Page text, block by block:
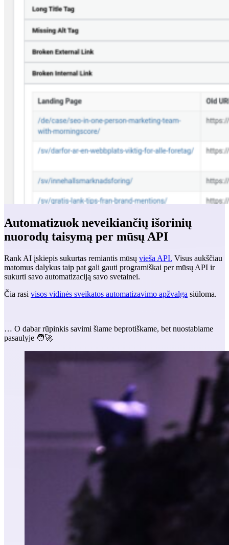
Automatizuok neveikiančių išorinių
nuorodų taisymą per mūsų API
Rank AI įskiepis sukurtas remiantis mūsų vieša API. Visus aukščiau
matomus dalykus taip pat gali gauti programiškai per mūsų API ir
sukurti savo automatizaciją savo svetainei.
Čia rasi visos vidinės sveikatos automatizavimo apžvalga siūloma.
… O dabar rūpinkis savimi šiame beprotiškame, bet nuostabiame
pasaulyje 🧑‍🚀